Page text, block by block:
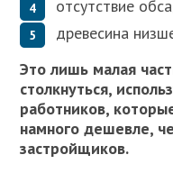
отсутствие
древесина
Это лишь малая
столкнуться,
работников,
намного дешевле,
застройщиков.